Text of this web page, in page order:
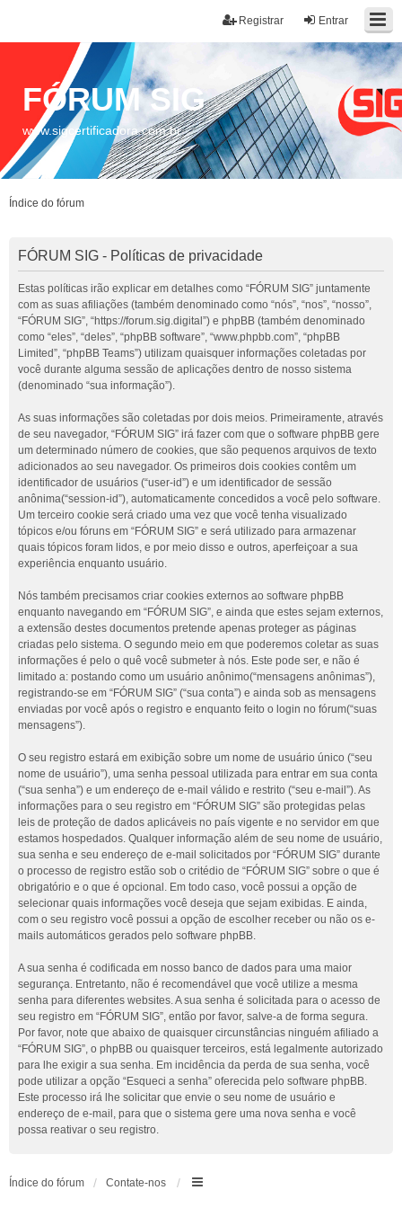
Entrar
Registrar
FÓRUM SIG
www.sigcertificadora.com.br
Índice do fórum
FÓRUM SIG - Políticas de privacidade
Estas políticas irão explicar em detalhes como “FÓRUM SIG” juntamente
com as suas afiliações (também denominado como “nós”, “nos”, “nosso”,
“FÓRUM SIG”, “https://forum.sig.digital”) e phpBB (também denominado
como “eles”, “deles”, “phpBB software”, “www.phpbb.com”, “phpBB
Limited”, “phpBB Teams”) utilizam quaisquer informações coletadas por
você durante alguma sessão de aplicações dentro de nosso sistema
(denominado “sua informação”).
As suas informações são coletadas por dois meios. Primeiramente, através
de seu navegador, “FÓRUM SIG” irá fazer com que o software phpBB gere
um determinado número de cookies, que são pequenos arquivos de texto
adicionados ao seu navegador. Os primeiros dois cookies contêm um
identificador de usuários (“user-id”) e um identificador de sessão
anônima(“session-id”), automaticamente concedidos a você pelo software.
Um terceiro cookie será criado uma vez que você tenha visualizado
tópicos e/ou fóruns em “FÓRUM SIG” e será utilizado para armazenar
quais tópicos foram lidos, e por meio disso e outros, aperfeiçoar a sua
experiência enquanto usuário.
Nós também precisamos criar cookies externos ao software phpBB
enquanto navegando em “FÓRUM SIG”, e ainda que estes sejam externos,
a extensão destes documentos pretende apenas proteger as páginas
criadas pelo sistema. O segundo meio em que poderemos coletar as suas
informações é pelo o quê você submeter à nós. Este pode ser, e não é
limitado a: postando como um usuário anônimo(“mensagens anônimas”),
registrando-se em “FÓRUM SIG” (“sua conta”) e ainda sob as mensagens
enviadas por você após o registro e enquanto feito o login no fórum(“suas
mensagens”).
O seu registro estará em exibição sobre um nome de usuário único (“seu
nome de usuário”), uma senha pessoal utilizada para entrar em sua conta
(“sua senha”) e um endereço de e-mail válido e restrito (“seu e-mail”). As
informações para o seu registro em “FÓRUM SIG” são protegidas pelas
leis de proteção de dados aplicáveis no país vigente e no servidor em que
estamos hospedados. Qualquer informação além de seu nome de usuário,
sua senha e seu endereço de e-mail solicitados por “FÓRUM SIG” durante
o processo de registro estão sob o critédio de “FÓRUM SIG” sobre o que é
obrigatório e o que é opcional. Em todo caso, você possui a opção de
selecionar quais informações você deseja que sejam exibidas. E ainda,
com o seu registro você possui a opção de escolher receber ou não os e-
mails automáticos gerados pelo software phpBB.
A sua senha é codificada em nosso banco de dados para uma maior
segurança. Entretanto, não é recomendável que você utilize a mesma
senha para diferentes websites. A sua senha é solicitada para o acesso de
seu registro em “FÓRUM SIG”, então por favor, salve-a de forma segura.
Por favor, note que abaixo de quaisquer circunstâncias ninguém afiliado a
“FÓRUM SIG”, o phpBB ou quaisquer terceiros, está legalmente autorizado
para lhe exigir a sua senha. Em incidência da perda de sua senha, você
pode utilizar a opção “Esqueci a senha” oferecida pelo software phpBB.
Este processo irá lhe solicitar que envie o seu nome de usuário e
endereço de e-mail, para que o sistema gere uma nova senha e você
possa reativar o seu registro.
Índice do fórum Contate-nos